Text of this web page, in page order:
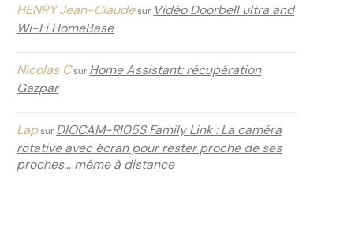
HENRY Jean-Claudesur Vidéo Doorbell ultra and
Wi-Fi HomeBase
Nicolas Csur Home Assistant: récupération
Gazpar
Lapsur DIOCAM-RI05S Family Link : La caméra
rotative avec écran pour rester proche de ses
proches… même à distance